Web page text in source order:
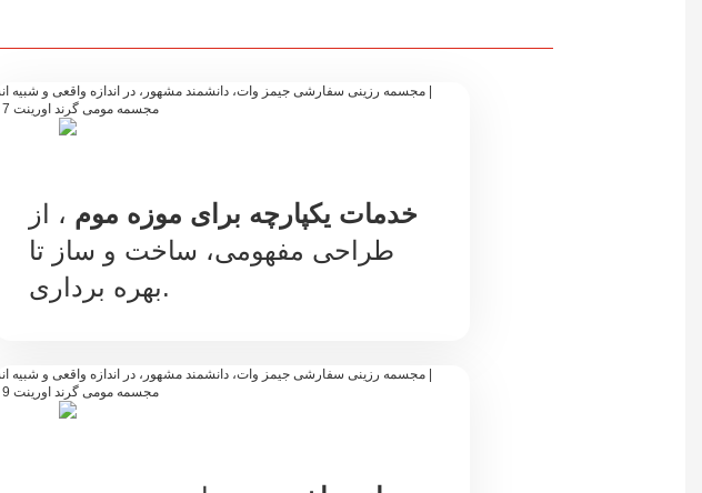
خدمات یکپارچه برای موزه موم ، از
طراحی مفهومی، ساخت و ساز تا
بهره برداری.